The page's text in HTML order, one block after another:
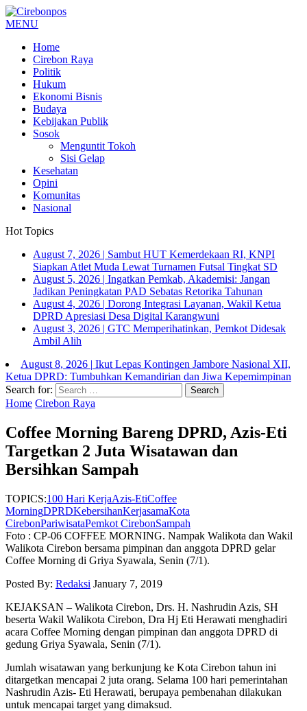
MENU
Home
Cirebon Raya
Politik
Hukum
Ekonomi Bisnis
Budaya
Kebijakan Publik
Sosok
Menguntit Tokoh
Sisi Gelap
Kesehatan
Opini
Komunitas
Nasional
Hot Topics
August 7, 2026 | Sambut HUT Kemerdekaan RI, KNPI
Siapkan Atlet Muda Lewat Turnamen Futsal Tingkat SD
August 5, 2026 | Ingatkan Pemkab, Akademisi: Jangan
Jadikan Peningkatan PAD Sebatas Retorika Tahunan
August 4, 2026 | Dorong Integrasi Layanan, Wakil Ketua
DPRD Apresiasi Desa Digital Karangwuni
August 3, 2026 | GTC Memperihatinkan, Pemkot Didesak
Ambil Alih
August 8, 2026 | Ikut Lepas Kontingen Jambore Nasional XII,
Ketua DPRD: Tumbuhkan Kemandirian dan Jiwa Kepemimpinan
Search for:
Home Cirebon Raya
Coffee Morning Bareng DPRD, Azis-Eti
Targetkan 2 Juta Wisatawan dan
Bersihkan Sampah
TOPICS:100 Hari KerjaAzis-EtiCoffee
MorningDPRDKebersihanKerjasamaKota
CirebonPariwisataPemkot CirebonSampah
Foto : CP-06 COFFEE MORNING. Nampak Walikota dan Wakil
Walikota Cirebon bersama pimpinan dan anggota DPRD gelar
Coffee Morning di Griya Syawala, Senin (7/1).
Posted By: Redaksi January 7, 2019
KEJAKSAN – Walikota Cirebon, Drs. H. Nashrudin Azis, SH
beserta Wakil Walikota Cirebon, Dra Hj Eti Herawati menghadiri
acara Coffee Morning dengan pimpinan dan anggota DPRD di
gedung Griya Syawala, Senin (7/1).
Jumlah wisatawan yang berkunjung ke Kota Cirebon tahun ini
ditargetkan mencapai 2 juta orang. Selama 100 hari pemerintahan
Nashrudin Azis- Eti Herawati, berupaya pembenahan dilakukan
untuk mencapai target yang dimaksud.